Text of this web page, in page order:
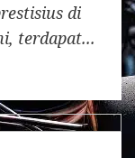
di
terdapat...